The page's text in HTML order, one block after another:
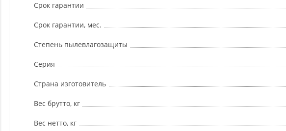
Срок гарантии
Срок гарантии, мес.
Степень пылевлагозащиты
Серия
Страна изготовитель
Вес брутто, кг
Вес нетто, кг